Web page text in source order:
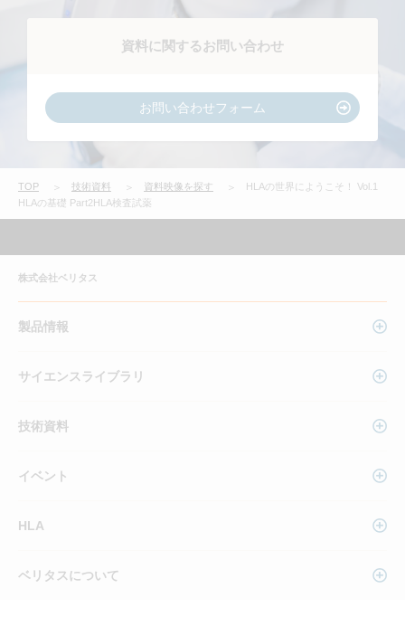
資料に関するお問い合わせ
お問い合わせフォーム
TOP 技術資料 資料映像を探す
HLAの世界にようこそ！ Vol.1
HLAの基礎 Part2HLA検査試薬
株式会社ベリタス
製品情報
サイエンスライブラリ
技術資料
イベント
HLA
ベリタスについて